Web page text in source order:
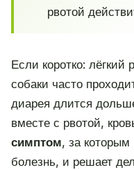
рвотой
Если коротко: лёгкий
собаки часто
диарея длится
вместе с рвотой,
симптом, за которым
болезнь, и решает